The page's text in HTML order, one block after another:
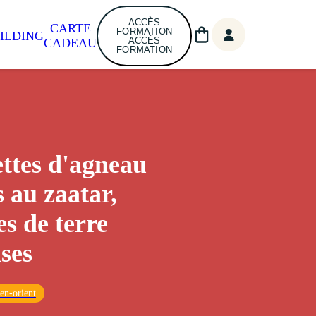
CARTE
CADEAU
ACCÈS
FORMATION
ACCÈS
FORMATION
d'agneau
au zaatar,
de terre
orient